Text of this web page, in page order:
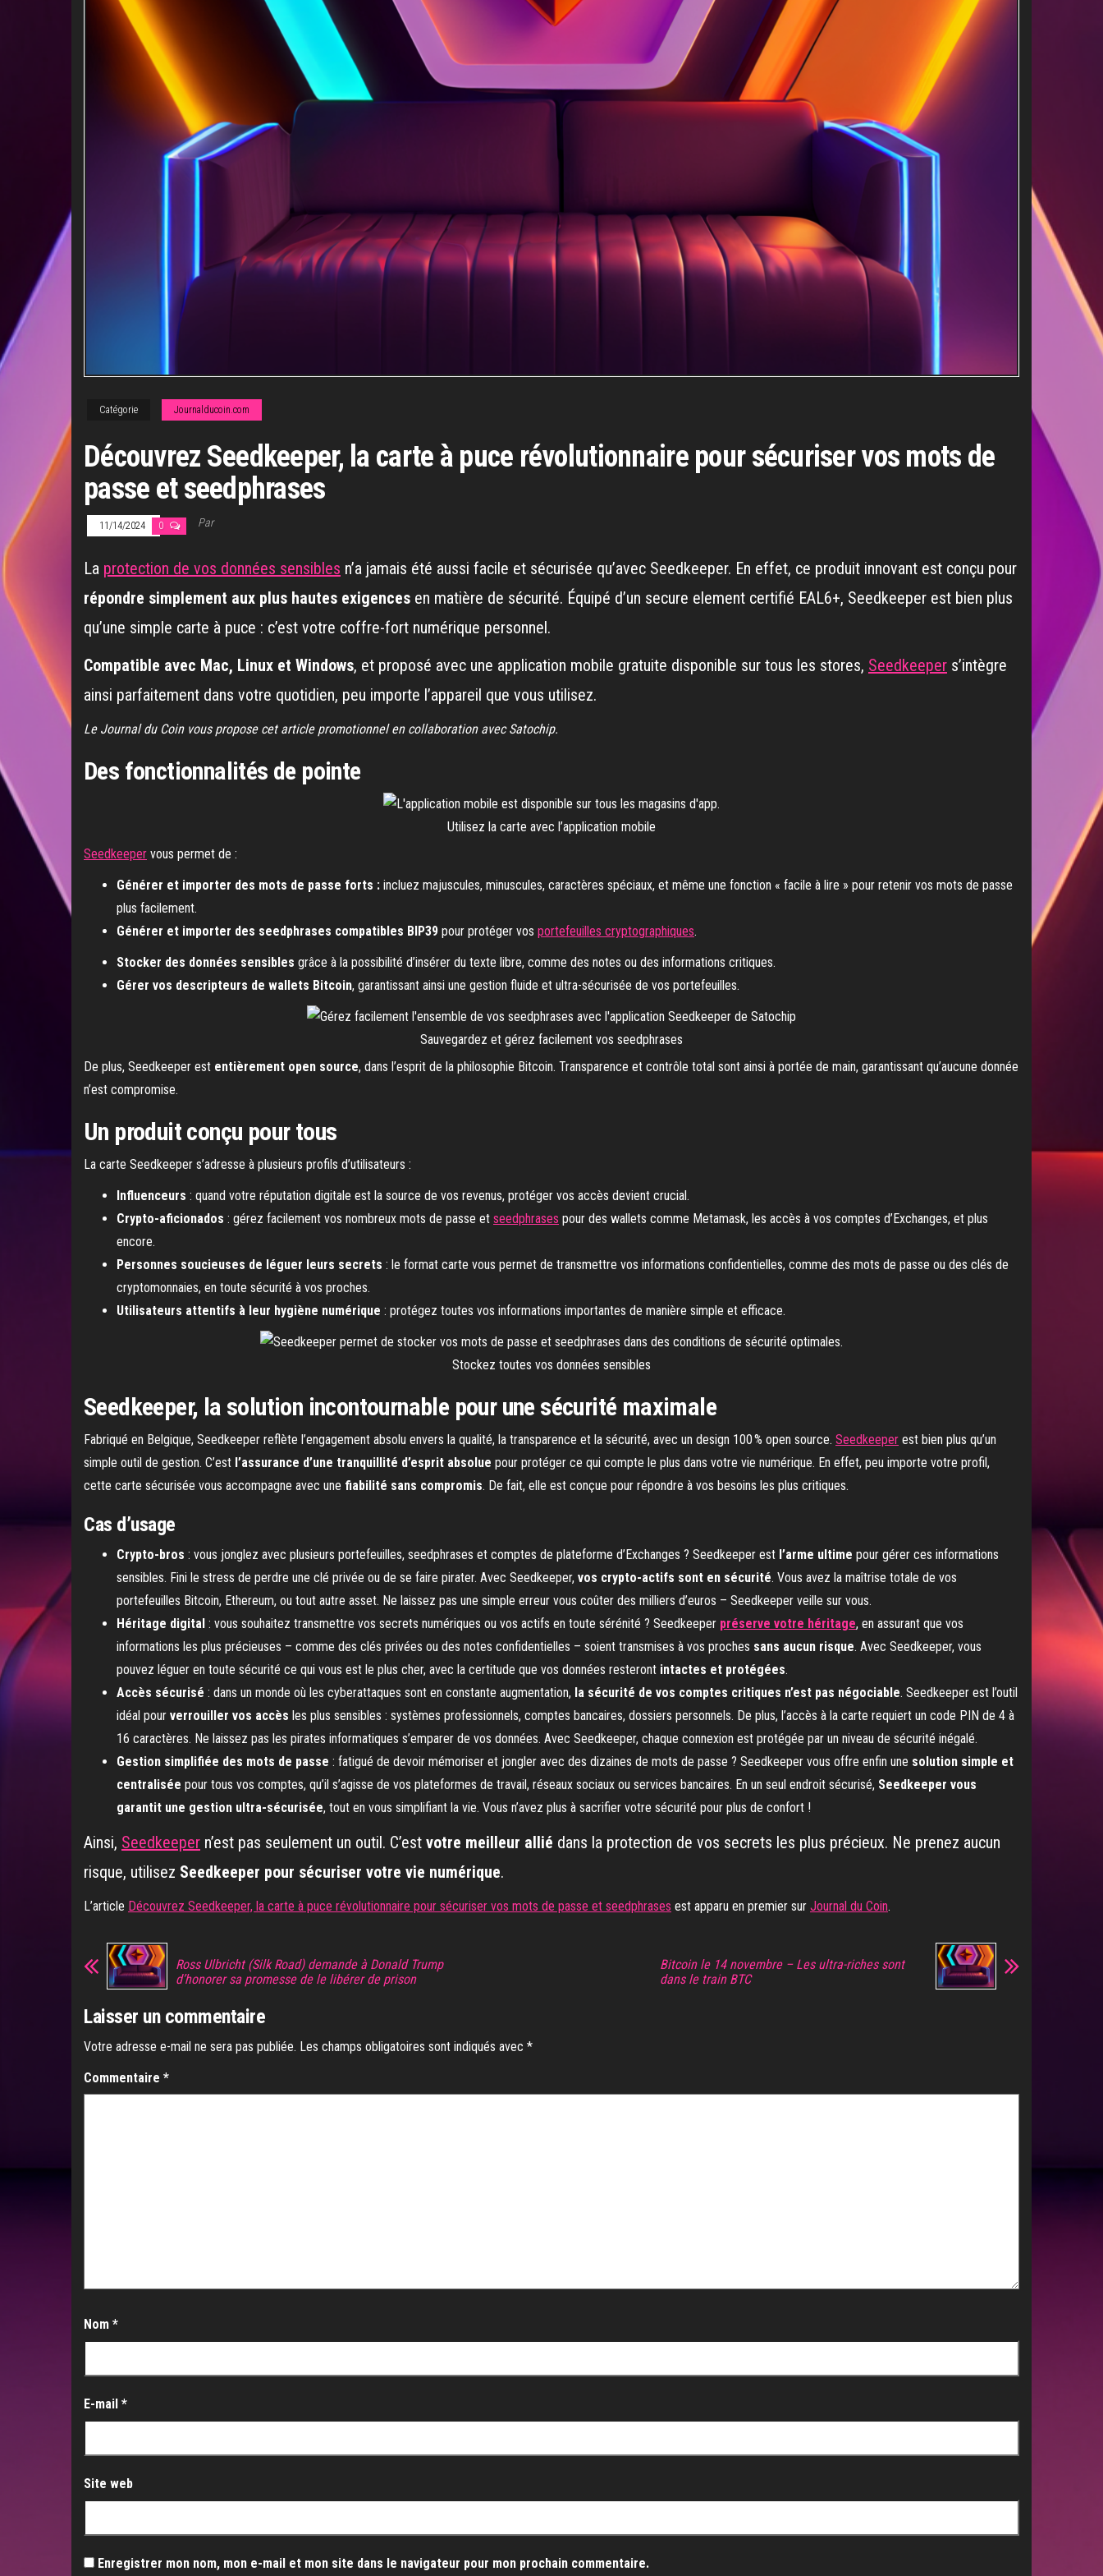
Catégorie Journalducoin.com
Découvrez Seedkeeper, la carte à puce révolutionnaire pour sécuriser vos mots de
passe et seedphrases
11/14/2024 0 Par
La protection de vos données sensibles n’a jamais été aussi facile et sécurisée qu’avec Seedkeeper. En effet, ce produit innovant est conçu pour
répondre simplement aux plus hautes exigences en matière de sécurité. Équipé d’un secure element certifié EAL6+, Seedkeeper est bien plus
qu’une simple carte à puce : c’est votre coffre-fort numérique personnel.
Compatible avec Mac, Linux et Windows, et proposé avec une application mobile gratuite disponible sur tous les stores, Seedkeeper s’intègre
ainsi parfaitement dans votre quotidien, peu importe l’appareil que vous utilisez.
Le Journal du Coin vous propose cet article promotionnel en collaboration avec Satochip.
Des fonctionnalités de pointe
Utilisez la carte avec l’application mobile
Seedkeeper vous permet de :
Générer et importer des mots de passe forts : incluez majuscules, minuscules, caractères spéciaux, et même une fonction « facile à lire » pour retenir vos mots de passe
plus facilement.
Générer et importer des seedphrases compatibles BIP39 pour protéger vos portefeuilles cryptographiques.
Stocker des données sensibles grâce à la possibilité d’insérer du texte libre, comme des notes ou des informations critiques.
Gérer vos descripteurs de wallets Bitcoin, garantissant ainsi une gestion fluide et ultra-sécurisée de vos portefeuilles.
Sauvegardez et gérez facilement vos seedphrases
De plus, Seedkeeper est entièrement open source, dans l’esprit de la philosophie Bitcoin. Transparence et contrôle total sont ainsi à portée de main, garantissant qu’aucune donnée
n’est compromise.
Un produit conçu pour tous
La carte Seedkeeper s’adresse à plusieurs profils d’utilisateurs :
Influenceurs : quand votre réputation digitale est la source de vos revenus, protéger vos accès devient crucial.
Crypto-aficionados : gérez facilement vos nombreux mots de passe et seedphrases pour des wallets comme Metamask, les accès à vos comptes d’Exchanges, et plus
encore.
Personnes soucieuses de léguer leurs secrets : le format carte vous permet de transmettre vos informations confidentielles, comme des mots de passe ou des clés de
cryptomonnaies, en toute sécurité à vos proches.
Utilisateurs attentifs à leur hygiène numérique : protégez toutes vos informations importantes de manière simple et efficace.
Stockez toutes vos données sensibles
Seedkeeper, la solution incontournable pour une sécurité maximale
Fabriqué en Belgique, Seedkeeper reflète l’engagement absolu envers la qualité, la transparence et la sécurité, avec un design 100 % open source. Seedkeeper est bien plus qu’un
simple outil de gestion. C’est l’assurance d’une tranquillité d’esprit absolue pour protéger ce qui compte le plus dans votre vie numérique. En effet, peu importe votre profil,
cette carte sécurisée vous accompagne avec une fiabilité sans compromis. De fait, elle est conçue pour répondre à vos besoins les plus critiques.
Cas d’usage
Crypto-bros : vous jonglez avec plusieurs portefeuilles, seedphrases et comptes de plateforme d’Exchanges ? Seedkeeper est l’arme ultime pour gérer ces informations
sensibles. Fini le stress de perdre une clé privée ou de se faire pirater. Avec Seedkeeper, vos crypto-actifs sont en sécurité. Vous avez la maîtrise totale de vos
portefeuilles Bitcoin, Ethereum, ou tout autre asset. Ne laissez pas une simple erreur vous coûter des milliers d’euros – Seedkeeper veille sur vous.
Héritage digital : vous souhaitez transmettre vos secrets numériques ou vos actifs en toute sérénité ? Seedkeeper préserve votre héritage, en assurant que vos
informations les plus précieuses – comme des clés privées ou des notes confidentielles – soient transmises à vos proches sans aucun risque. Avec Seedkeeper, vous
pouvez léguer en toute sécurité ce qui vous est le plus cher, avec la certitude que vos données resteront intactes et protégées.
Accès sécurisé : dans un monde où les cyberattaques sont en constante augmentation, la sécurité de vos comptes critiques n’est pas négociable. Seedkeeper est l’outil
idéal pour verrouiller vos accès les plus sensibles : systèmes professionnels, comptes bancaires, dossiers personnels. De plus, l’accès à la carte requiert un code PIN de 4 à
16 caractères. Ne laissez pas les pirates informatiques s’emparer de vos données. Avec Seedkeeper, chaque connexion est protégée par un niveau de sécurité inégalé.
Gestion simplifiée des mots de passe : fatigué de devoir mémoriser et jongler avec des dizaines de mots de passe ? Seedkeeper vous offre enfin une solution simple et
centralisée pour tous vos comptes, qu’il s’agisse de vos plateformes de travail, réseaux sociaux ou services bancaires. En un seul endroit sécurisé, Seedkeeper vous
garantit une gestion ultra-sécurisée, tout en vous simplifiant la vie. Vous n’avez plus à sacrifier votre sécurité pour plus de confort !
Ainsi, Seedkeeper n’est pas seulement un outil. C’est votre meilleur allié dans la protection de vos secrets les plus précieux. Ne prenez aucun
risque, utilisez Seedkeeper pour sécuriser votre vie numérique.
L’article Découvrez Seedkeeper, la carte à puce révolutionnaire pour sécuriser vos mots de passe et seedphrases est apparu en premier sur Journal du Coin.
Ross Ulbricht (Silk Road) demande à Donald Trump
d’honorer sa promesse de le libérer de prison
Bitcoin le 14 novembre – Les ultra-riches sont
dans le train BTC
Laisser un commentaire
Votre adresse e-mail ne sera pas publiée. Les champs obligatoires sont indiqués avec *
Commentaire *
Nom *
E-mail *
Site web
Enregistrer mon nom, mon e-mail et mon site dans le navigateur pour mon prochain commentaire.